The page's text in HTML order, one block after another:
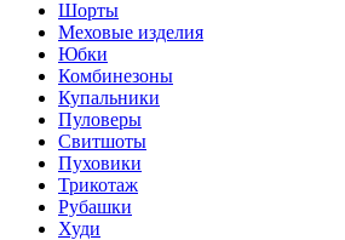
Шорты
Меховые изделия
Юбки
Комбинезоны
Купальники
Пуловеры
Свитшоты
Пуховики
Трикотаж
Рубашки
Худи